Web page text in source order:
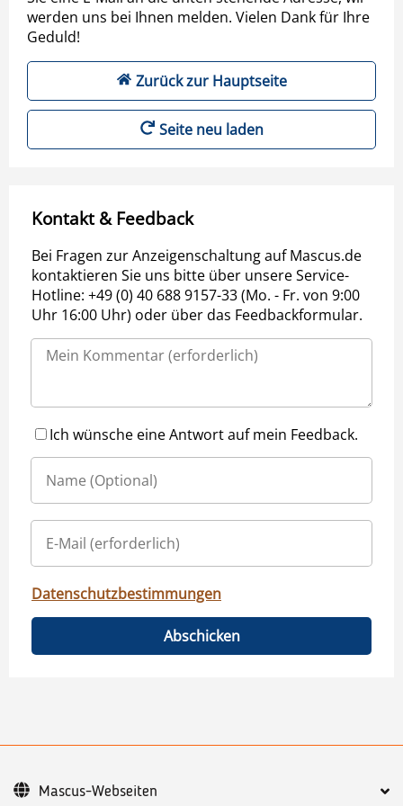
werden uns bei Ihnen melden. Vielen Dank für Ihre
Geduld!
Zurück zur Hauptseite
Seite neu laden
Kontakt & Feedback
Bei Fragen zur Anzeigenschaltung auf Mascus.de
kontaktieren Sie uns bitte über unsere Service-
Hotline: +49 (0) 40 688 9157-33 (Mo. - Fr. von 9:00
Uhr 16:00 Uhr) oder über das Feedbackformular.
Ich wünsche eine Antwort auf mein Feedback.
Datenschutzbestimmungen
Abschicken
Mascus-Webseiten